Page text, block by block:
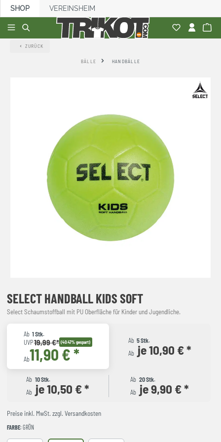
springen
SHOP VEREINSHEIM
ZURÜCK
BÄLLE HANDBÄLLE
SELECT HANDBALL KIDS SOFT
Select Schaumstoffball mit PU Oberfläche für Kinder und Jugendliche.
Ab 1 Stk.
UVP19,99 €* (40.47% gespart)
Ab11,90 € *
Ab 5 Stk.
Ab je 10,90 € *
Ab 10 Stk.
Ab je 10,50 € *
Ab 20 Stk.
Ab je 9,90 € *
Preise inkl. MwSt. zzgl. Versandkosten
FARBE: GRÜN